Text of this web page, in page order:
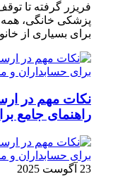
فریزر گرفته تا
پزشکی خانگی، همه
برای بسیاری از
نکات مهم در
راهنمای جامع
23 آگوست 2025